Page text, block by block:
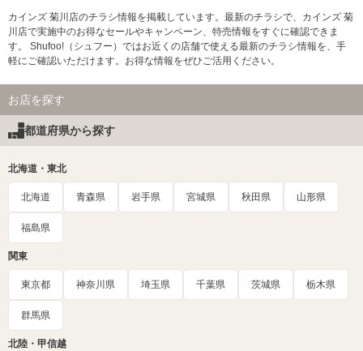
カインズ 菊川店のチラシ情報を掲載しています。最新のチラシで、カインズ 菊
川店で実施中のお得なセールやキャンペーン、特売情報をすぐに確認できま
す。 Shufoo!（シュフー）ではお近くの店舗で使える最新のチラシ情報を、手
軽にご確認いただけます。お得な情報をぜひご活用ください。
お店を探す
都道府県から探す
北海道・東北
北海道 青森県 岩手県 宮城県 秋田県 山形県
福島県
関東
東京都 神奈川県 埼玉県 千葉県 茨城県 栃木県
群馬県
北陸・甲信越